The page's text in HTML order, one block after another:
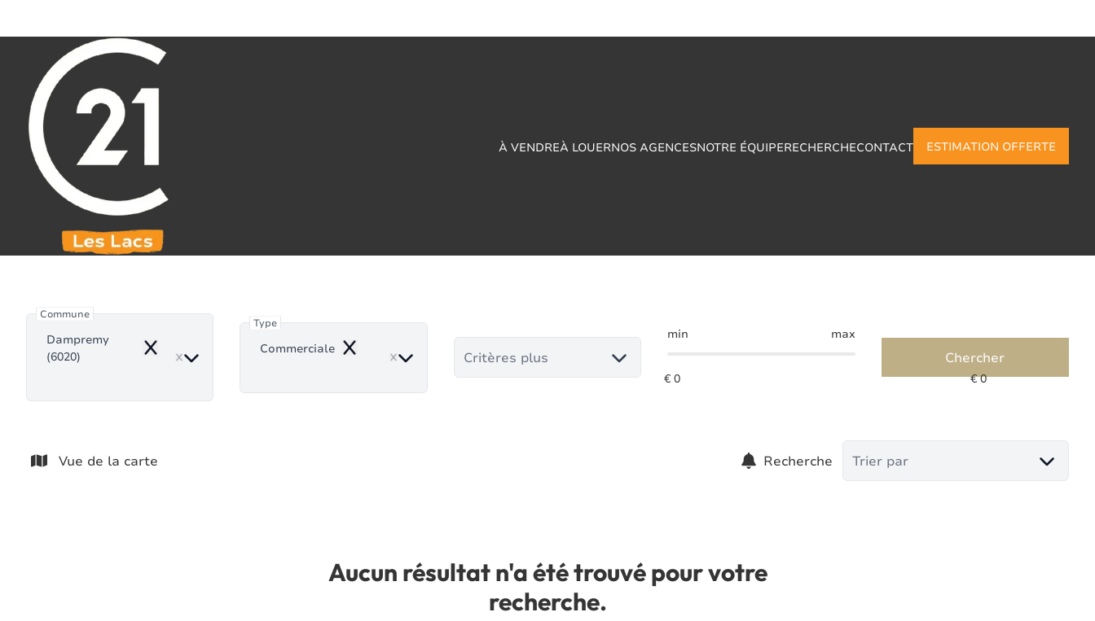
À VENDREÀ LOUERNOS AGENCESNOTRE ÉQUIPERECHERCHECONTACT ESTIMATION OFFERTE
Commune
Dampremy
(6020)
Remove
Type
Commerciale Remove Critères plus
min max
Chercher
Vue de la carte Recherche Trier par
Aucun résultat n'a été trouvé pour votre
recherche.